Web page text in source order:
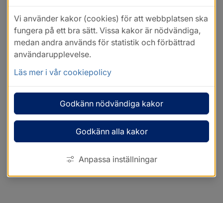
Vi använder kakor (cookies) för att webbplatsen ska
fungera på ett bra sätt. Vissa kakor är nödvändiga,
medan andra används för statistik och förbättrad
användarupplevelse.
Läs mer i vår cookiepolicy
Godkänn nödvändiga kakor
Godkänn alla kakor
Anpassa inställningar